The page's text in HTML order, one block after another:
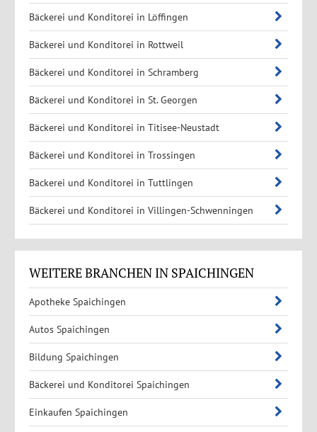
Bäckerei und Konditorei in Löffingen
Bäckerei und Konditorei in Rottweil
Bäckerei und Konditorei in Schramberg
Bäckerei und Konditorei in St. Georgen
Bäckerei und Konditorei in Titisee-Neustadt
Bäckerei und Konditorei in Trossingen
Bäckerei und Konditorei in Tuttlingen
Bäckerei und Konditorei in Villingen-Schwenningen
WEITERE BRANCHEN IN SPAICHINGEN
Apotheke Spaichingen
Autos Spaichingen
Bildung Spaichingen
Bäckerei und Konditorei Spaichingen
Einkaufen Spaichingen